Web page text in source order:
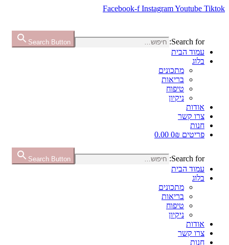
Facebook-f InstagramYoutube Tiktok
Search for:
Search Button
עמוד הבית
בלוג
מתכונים
בריאות
טיפוח
ניקיון
אודות
צרו קשר
חנות
פריטים 0 ₪ 0.00
Search for:
Search Button
עמוד הבית
בלוג
מתכונים
בריאות
טיפוח
ניקיון
אודות
צרו קשר
חנות